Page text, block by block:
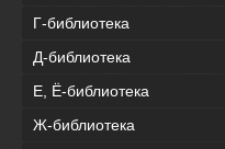
Г-библиотека
Д-библиотека
Е, Ё-библиотека
Ж-библиотека